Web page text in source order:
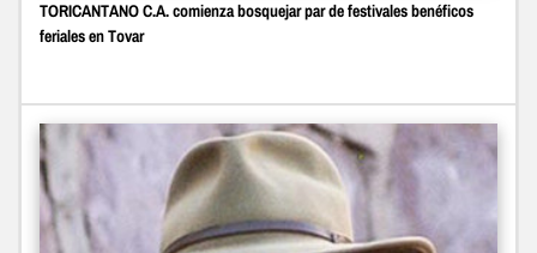
TORICANTANO C.A. comienza bosquejar par de festivales benéficos
feriales en Tovar